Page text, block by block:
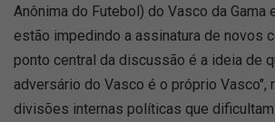
Anônima do Futebol) do Vasco da Gama
estão impedindo a assinatura de novos
ponto central da discussão é a ideia de
adversário do Vasco é o próprio Vasco",
divisões internas políticas que